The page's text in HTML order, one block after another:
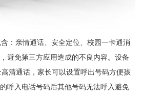
：亲情通话、安全定位、校园一卡通消
避免第三方应用造成的不良内容。设备
清通话，家长可以设置呼出号码方便孩
呼入电话号码后其他号码无法呼入避免